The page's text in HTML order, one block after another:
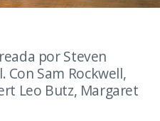
por Steven
Con Sam Rockwell,
Leo Butz, Margaret